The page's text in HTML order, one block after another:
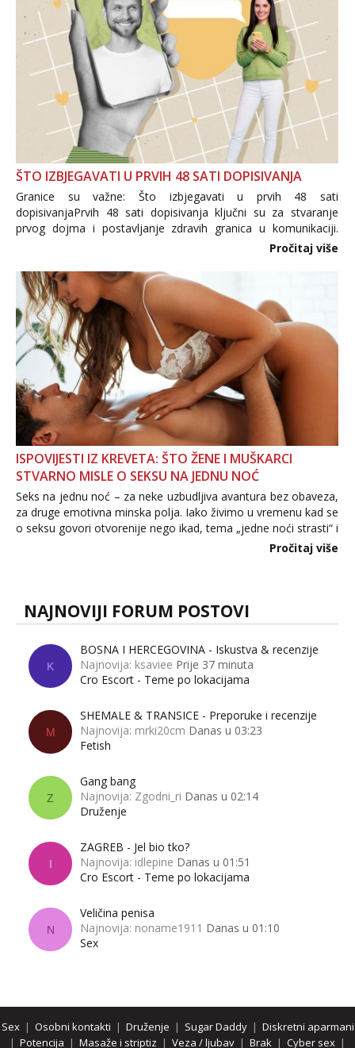
ŠTO IZBJEGAVATI U PRVIH 48 SATI DOPISIVANJA
Granice su važne: Što izbjegavati u prvih 48 sati
dopisivanjaPrvih 48 sati dopisivanja ključni su za stvaranje
prvog dojma i postavljanje zdravih granica u komunikaciji.
Važno je izbjeći prebrzo otkrivanje osobnih ili intimnih
informacija, jer nepoznata osoba još nije zaslužila to
povjerenje. Takođe...
Pročitaj više
ISPOVIJESTI IZ KREVETA: ŠTO ŽENE I MUŠKARCI
STVARNO MISLE O SEKSU NA JEDNU NOĆ
Seks na jednu noć – za neke uzbudljiva avantura bez obaveza,
za druge emotivna minska polja. Iako živimo u vremenu kad se
o seksu govori otvorenije nego ikad, tema „jedne noći strasti“ i
dalje izaziva burne rasprave. Što zapravo misle žene, a što
Pročitaj više
NAJNOVIJI FORUM POSTOVI
K
BOSNA I HERCEGOVINA - Iskustva & recenzije
Najnovija: ksaviee Prije 37 minuta
Cro Escort - Teme po lokacijama
M
SHEMALE & TRANSICE - Preporuke i recenzije
Najnovija: mrki20cm Danas u 03:23
Fetish
Z
Gang bang
Najnovija: Zgodni_ri Danas u 02:14
Druženje
I
ZAGREB - Jel bio tko?
Najnovija: idlepine Danas u 01:51
Cro Escort - Teme po lokacijama
N
Veličina penisa
Najnovija: noname1911 Danas u 01:10
Sex
Sex| Osobni kontakti | Druženje | Sugar Daddy| Diskretni aparmani
| Potencija | Masaže i striptiz | Veza / ljubav | Brak | Cyber sex |